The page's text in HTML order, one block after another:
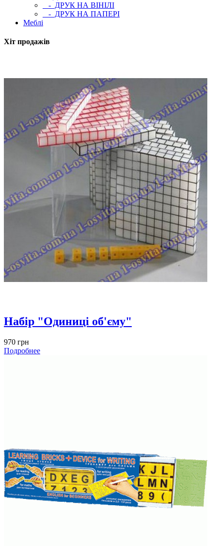
- ДРУК НА ВІНІЛІ
- ДРУК НА ПАПЕРІ
Меблі
Хіт продажів
Набір "Одиниці об'єму"
970 грн
Подробнее